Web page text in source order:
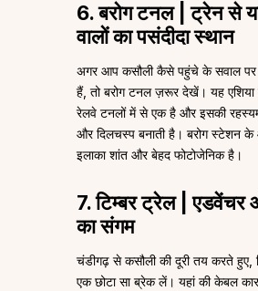
6. बरोग टनल | ट्रेन से
वालों का पसंदीदा स्थान
अगर आप कसौली कैसे पहुंचे के सवाल
हैं, तो बरोग टनल ज़रूर देखें। यह
रेलवे टनलों में से एक है और इसकी
और दिलचस्प बनाती है। बरोग स्टेशन
इलाका शांत और बेहद फोटोजेनिक है।
7. टिम्बर ट्रेल | एडवेंचर
का संगम
चंडीगढ़ से कसौली की दूरी तय करते हुए,
एक छोटा सा ब्रेक लें। यहां की केबल